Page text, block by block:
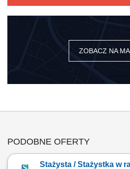
ZOBACZ NA
PODOBNE OFERTY
Stażysta / Stażystka w